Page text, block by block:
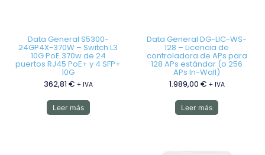
Data General S5300-
24GP4X-370W – Switch L3
10G PoE 370w de 24
puertos RJ45 PoE+ y 4 SFP+
10G
362,81 € + IVA
Leer más
Data General DG-LIC-WS-
128 – Licencia de
controladora de APs para
128 APs estándar (o 256
APs In-Wall)
1.989,00 € + IVA
Leer más